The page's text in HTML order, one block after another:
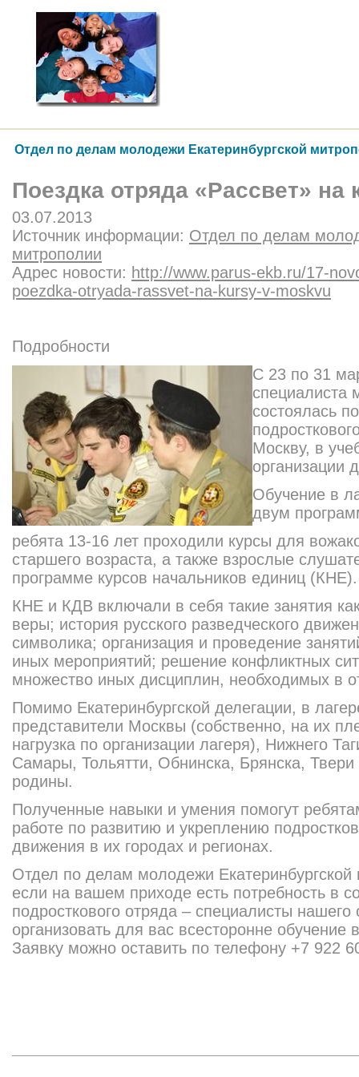
Отдел по делам молодежи Екатеринбургской
Поездка отряда «Рассвет»
03.07.2013
Источник информации: Отдел по делам
митрополии
Адрес новости: http://www.parus-ekb.ru/17-
poezdka-otryada-rassvet-na-kursy-v-moskvu
Подробности
С 23 по 31
специалиста
состоялась
Москву, в
организации
Обучение в
двум
ребята 13-16 лет проходили курсы для
старшего возраста, а также взрослые
программе курсов начальников единиц (КНЕ).
КНЕ и КДВ включали в себя такие занятия
веры; история русского разведческого
символика; организация и проведение
иных мероприятий; решение конфликтных
множество иных дисциплин, необходимых в
Помимо Екатеринбургской делегации, в
представители Москвы (собственно, на их
нагрузка по организации лагеря), Нижнего
Самары, Тольятти, Обнинска, Брянска, Твери
родины.
Полученные навыки и умения помогут
работе по развитию и укреплению
движения в их городах и регионах.
Отдел по делам молодежи
если на вашем приходе есть потребность в
подросткового отряда – специалисты нашего
организовать для вас всесторонне
Заявку можно оставить по телефону +7 922